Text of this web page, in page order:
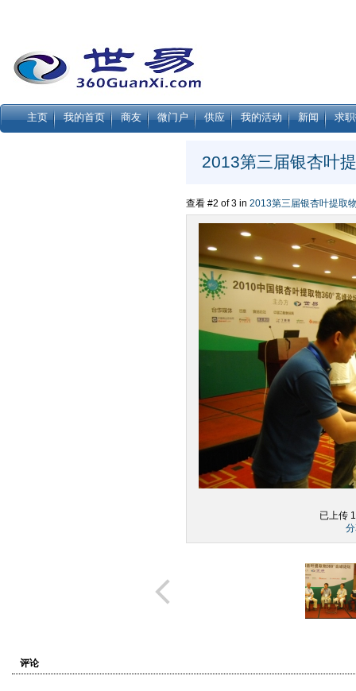
主页 我的首页 商友 微门户 供应 我的活动 新闻 求
2013第三届银杏叶
查看 #2 of 3 in 2013第三届银杏叶提取
已上传
评论